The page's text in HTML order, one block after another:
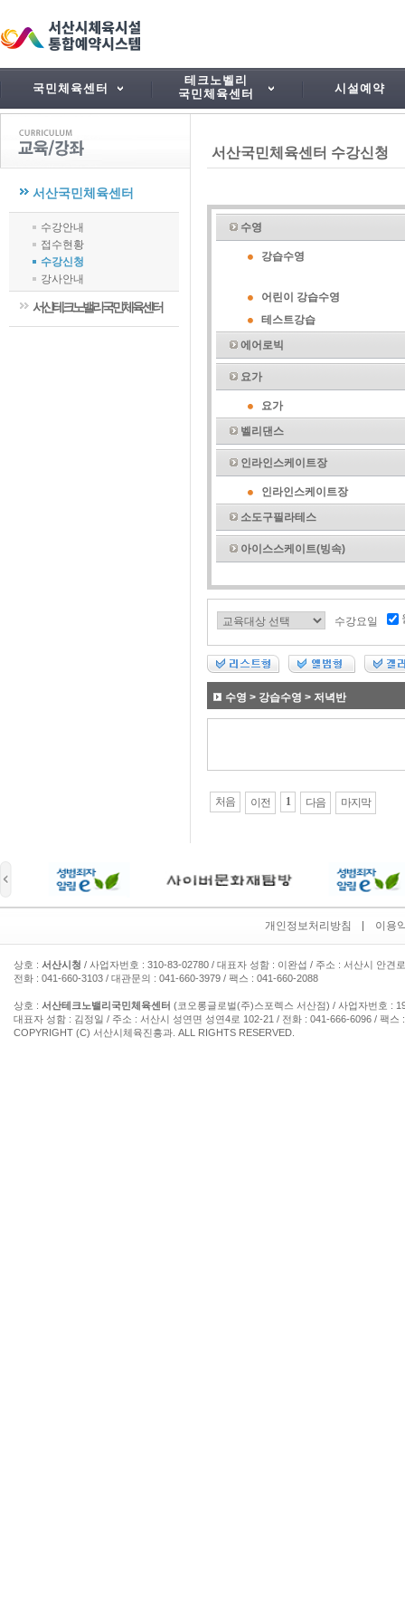
국민체육센터
테크노벨리
국민체육센터
시설예약
서산국민체육센터
수강안내
접수현황
수강신청
강사안내
서산테크노밸리국민체육센터
서산국민체육센터 수강신청
수영
강습수영
어린이 강습수영
테스트강습
에어로빅
요가
요가
벨리댄스
인라인스케이트장
인라인스케이트장
소도구필라테스
아이스스케이트(빙속)
수강요일
수영 > 강습수영 > 저녁반
처음 이전 1 다음 마지막
개인정보처리방침 이용
상호 : 서산시청 / 사업자번호 : 310-83-02780 / 대표자 성함 : 이완섭 / 주소 : 서산시 안견
전화 : 041-660-3103 / 대관문의 : 041-660-3979 / 팩스 : 041-660-2088
상호 : 서산테크노밸리국민체육센터 (코오롱글로벌(주)스포렉스 서산점) / 사업자번호 :
대표자 성함 : 김정일 / 주소 : 서산시 성연면 성연4로 102-21 / 전화 : 041-666-6096 / 팩스
COPYRIGHT (C) 서산시체육진흥과. ALL RIGHTS RESERVED.